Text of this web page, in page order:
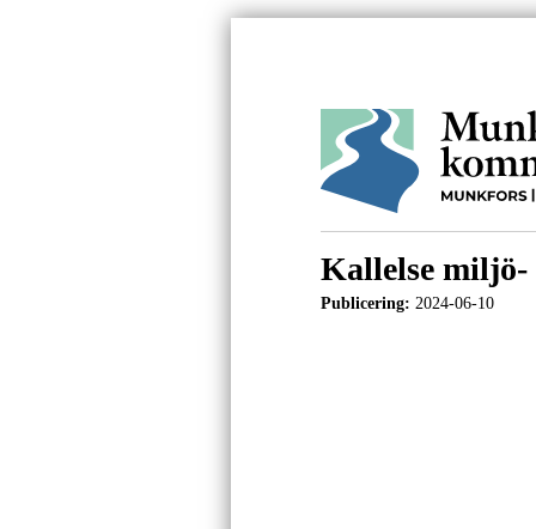
Kallelse miljö-
Publicering: 2024-06-10